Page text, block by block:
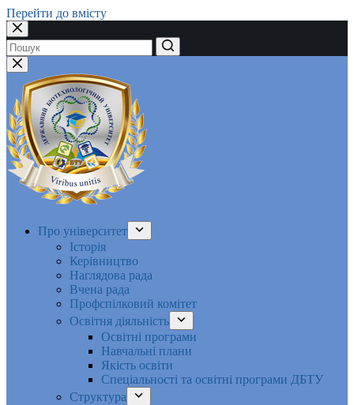
Перейти до вмісту
Немає
результатів
Про університет
Історія
Керівництво
Наглядова рада
Вчена рада
Профспілковий комітет
Освітня діяльність
Освітні програми
Навчальні плани
Якість освіти
Спеціальності та освітні програми ДБТУ
Структура